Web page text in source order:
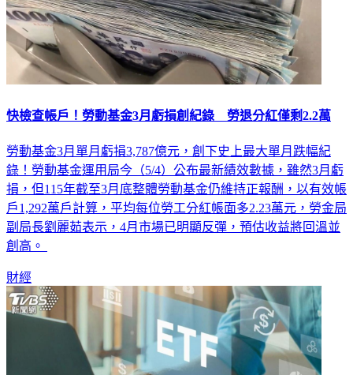
快檢查帳戶！勞動基金3月虧損創紀錄 勞退分紅僅剩2.2萬
勞動基金3月單月虧損3,787億元，創下史上最大單月跌幅紀
錄！勞動基金運用局今（5/4）公布最新績效數據，雖然3月虧
損，但115年截至3月底整體勞動基金仍維持正報酬，以有效帳
戶1,292萬戶計算，平均每位勞工分紅帳面多2.23萬元，勞金局
副局長劉麗茹表示，4月市場已明顯反彈，預估收益將回溫並
創高。
財經